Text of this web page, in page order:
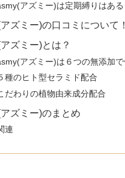
アズミー)は定期縛りはある
ズミー)の口コミについて！
ズミー)とは？
アズミー)は６つの無添加
種のヒト型セラミド配合
だわりの植物由来成分配合
ズミー)のまとめ
連